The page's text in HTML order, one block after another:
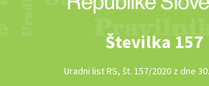
Številka 157
Uradni list RS, št. 157/2020 z dne